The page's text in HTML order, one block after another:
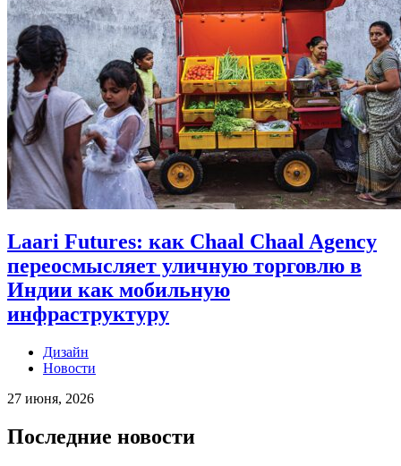
Laari Futures: как Chaal Chaal Agency
переосмысляет уличную торговлю в
Индии как мобильную
инфраструктуру
Дизайн
Новости
27 июня, 2026
Последние новости